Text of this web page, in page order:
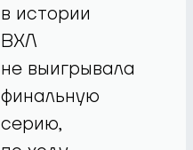
в истории
ВХЛ
не выигрывала
финальную
серию,